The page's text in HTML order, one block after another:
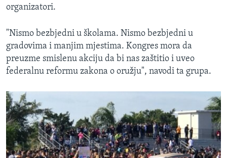
organizatori.
"Nismo bezbjedni u školama. Nismo bezbjedni u
gradovima i manjim mjestima. Kongres mora da
preuzme smislenu akciju da bi nas zaštitio i uveo
federalnu reformu zakona o oružju", navodi ta grupa.